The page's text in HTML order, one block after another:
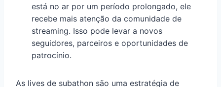
está no ar por um período prolongado, ele
recebe mais atenção da comunidade de
streaming. Isso pode levar a novos
seguidores, parceiros e oportunidades de
patrocínio.
As lives de subathon são uma estratégia de